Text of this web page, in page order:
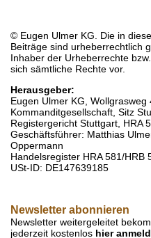
© Eugen Ulmer KG. Die in
Beiträge sind urheberrechtlich
Inhaber der Urheberrechte
sich sämtliche Rechte vor.
Herausgeber:
Eugen Ulmer KG,
Kommanditgesellschaft, Sitz
Registergericht Stuttgart, HRA
Geschäftsführer: Matthias
Oppermann
Handelsregister HRA 581/HRB
USt-ID: DE147639185
Newsletter abonnieren
Newsletter weitergeleitet
jederzeit kostenlos hier